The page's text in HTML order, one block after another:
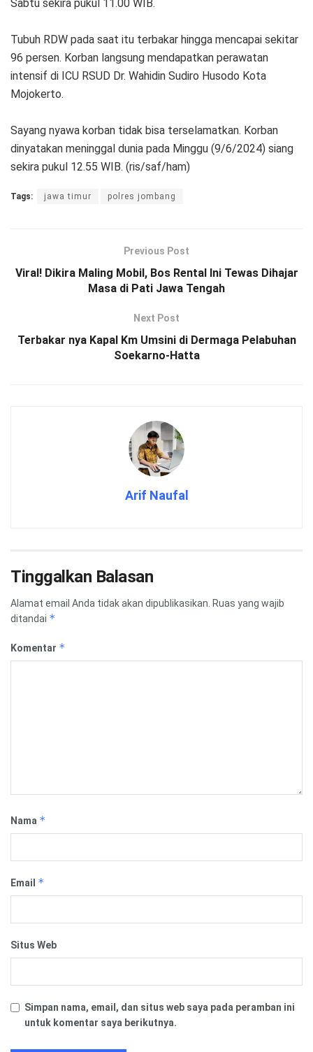
Sabtu sekira pukul 11.00 WIB.
Tubuh RDW pada saat itu terbakar hingga mencapai sekitar
96 persen. Korban langsung mendapatkan perawatan
intensif di ICU RSUD Dr. Wahidin Sudiro Husodo Kota
Mojokerto.
Sayang nyawa korban tidak bisa terselamatkan. Korban
dinyatakan meninggal dunia pada Minggu (9/6/2024) siang
sekira pukul 12.55 WIB. (ris/saf/ham)
Tags: jawa timur polres jombang
Previous Post
Viral! Dikira Maling Mobil, Bos Rental Ini Tewas Dihajar
Masa di Pati Jawa Tengah
Next Post
Terbakar nya Kapal Km Umsini di Dermaga Pelabuhan
Soekarno-Hatta
Arif Naufal
Tinggalkan Balasan
Alamat email Anda tidak akan dipublikasikan. Ruas yang wajib
ditandai *
Komentar *
Nama *
Email *
Situs Web
Simpan nama, email, dan situs web saya pada peramban ini
untuk komentar saya berikutnya.